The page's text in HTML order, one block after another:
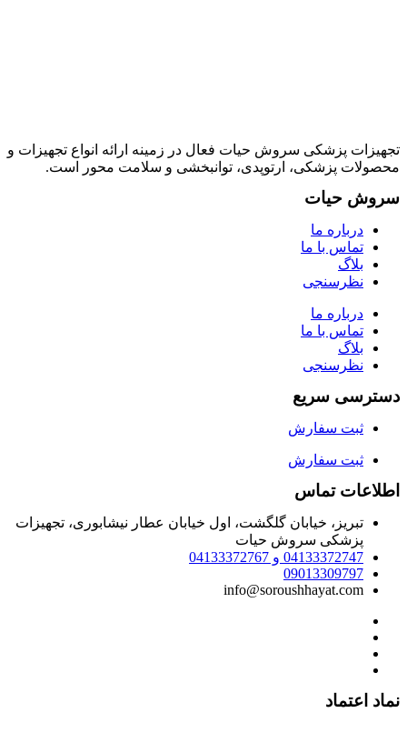
تجهیزات پزشکی سروش حیات فعال در زمینه ارائه انواع تجهیزات و
محصولات پزشکی، ارتوپدی، توانبخشی و سلامت محور است.
سروش حیات
درباره ما
تماس با ما
بلاگ
نظرسنجی
درباره ما
تماس با ما
بلاگ
نظرسنجی
دسترسی سریع
ثبت سفارش
ثبت سفارش
اطلاعات تماس
تبریز، خیابان گلگشت، اول خیابان عطار نیشابوری، تجهیزات
پزشکی سروش حیات
04133372747 و 04133372767
09013309797
info@soroushhayat.com
نماد اعتماد